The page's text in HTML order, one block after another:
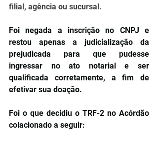
filial, agência ou sucursal.
Foi negada a inscrição no CNPJ e
restou apenas a judicialização da
prejudicada para que pudesse
ingressar no ato notarial e ser
qualificada corretamente, a fim de
efetivar sua doação.
Foi o que decidiu o TRF-2 no Acórdão
colacionado a seguir: